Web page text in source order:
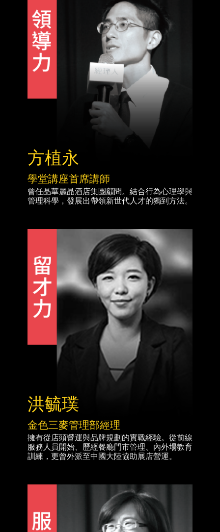
方植永
學堂講座首席講師
曾任晶華麗晶酒店集團顧問。結合行為心理學與
管理科學，發展出帶領新世代人才的獨到方法。
洪毓璞
金色三麥管理部經理
擁有從店頭營運與品牌規劃的實戰經驗。從前線
服務人員開始、歷經餐廳門市管理、內外場教育
訓練，更曾外派至中國大陸協助展店營運。